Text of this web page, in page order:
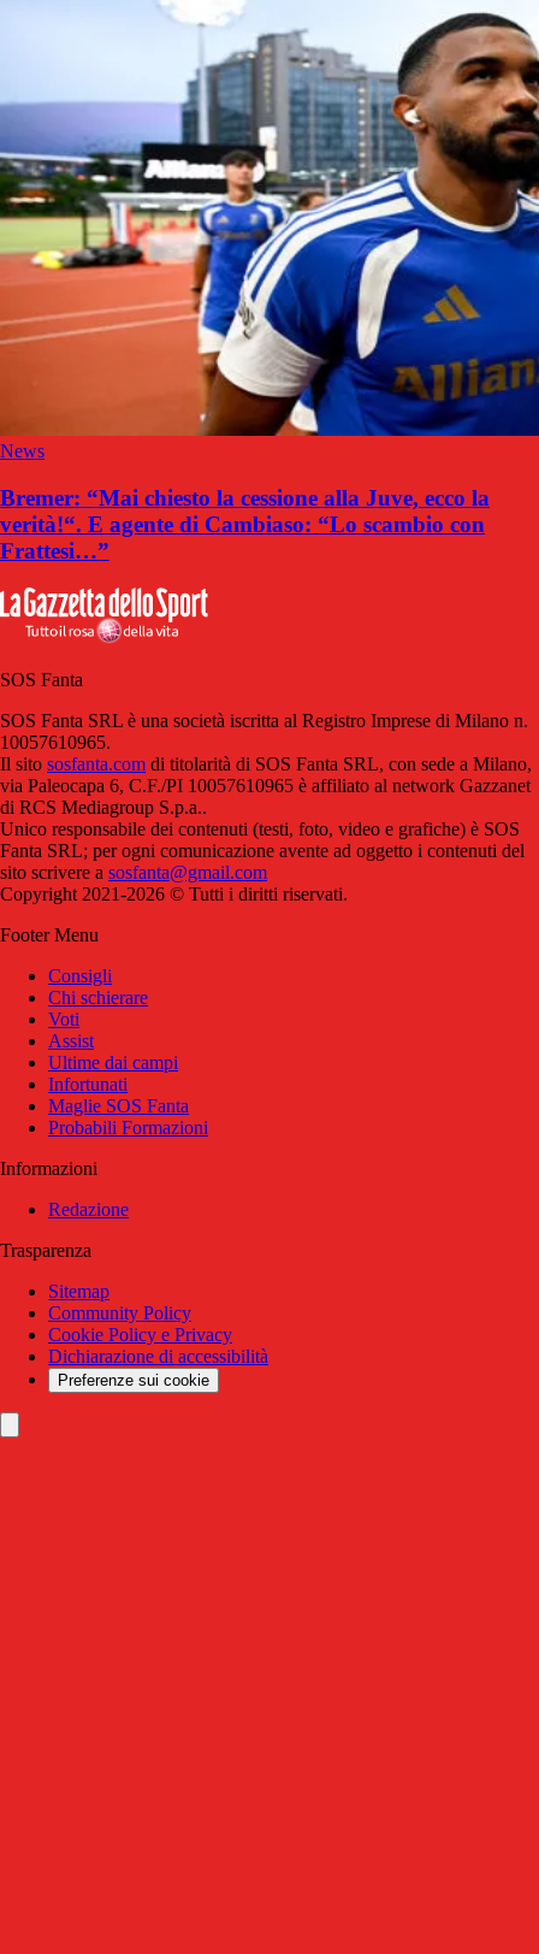
News
Bremer: “Mai chiesto la cessione alla Juve, ecco la
verità!“. E agente di Cambiaso: “Lo scambio con
Frattesi…”
SOS Fanta
SOS Fanta SRL è una società iscritta al Registro Imprese di Milano n.
10057610965.
Il sito sosfanta.com di titolarità di SOS Fanta SRL, con sede a Milano,
via Paleocapa 6, C.F./PI 10057610965 è affiliato al network Gazzanet
di RCS Mediagroup S.p.a..
Unico responsabile dei contenuti (testi, foto, video e grafiche) è SOS
Fanta SRL; per ogni comunicazione avente ad oggetto i contenuti del
sito scrivere a sosfanta@gmail.com
Copyright 2021-2026 © Tutti i diritti riservati.
Footer Menu
Consigli
Chi schierare
Voti
Assist
Ultime dai campi
Infortunati
Maglie SOS Fanta
Probabili Formazioni
Informazioni
Redazione
Trasparenza
Sitemap
Community Policy
Cookie Policy e Privacy
Dichiarazione di accessibilità
Preferenze sui cookie